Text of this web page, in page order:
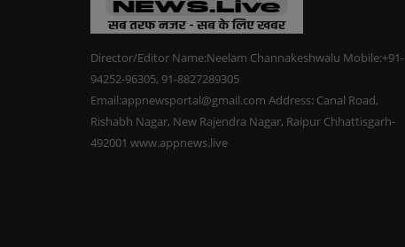
Director/Editor Name:Neelam Channakeshwalu Mobile:+91-
94252-96305, 91-8827289305
Email:appnewsportal@gmail.com Address: Canal Road,
Rishabh Nagar, New Rajendra Nagar, Raipur Chhattisgarh-
492001 www.appnews.live